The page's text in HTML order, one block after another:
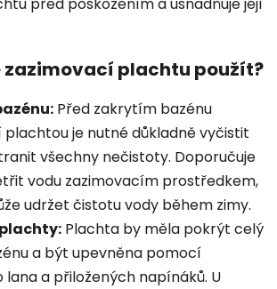
zazimovací plachtu použít?
Před zakrytím bazénu
plachtou je nutné důkladně vyčistit
všechny nečistoty. Doporučuje
vodu zazimovacím prostředkem,
udržet čistotu vody během zimy.
Plachta by měla pokrýt celý
a být upevněna pomocí
a přiložených napínáků. U